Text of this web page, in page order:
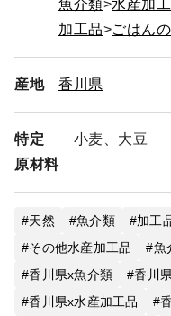
魚介類
水産加
加工品
ごはん
産地 香川県
特定
原材料
小麦、大豆
天然 魚介類 加工
その他水産加工品
魚
香川県x魚介類
香川
香川県x水産加工品